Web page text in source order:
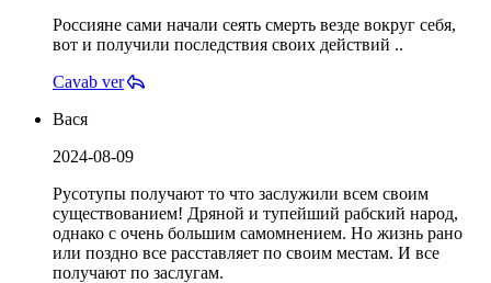
Россияне сами начали сеять смерть везде вокруг себя,
вот и получили последствия своих действий ..
Cavab ver
Вася
2024-08-09
Русотупы получают то что заслужили всем своим
существованием! Дряной и тупейший рабский народ,
однако с очень большим самомнением. Но жизнь рано
или поздно все расставляет по своим местам. И все
получают по заслугам.